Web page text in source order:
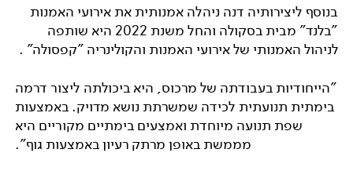
בנוסף ליצירותיה דנה ניהלה אמנותית את אירועי האמנות
"בלנד" מבית בסקולה והחל משנת 2022 היא שותפה
לניהול האמנותי של אירועי האמנות והקולינריה "קפסולה" .
"הייחודיות בעבודתה של מרכוס, היא ביכולתה ליצור דרמה
בימתית תנועתית לכידה שמשרתת נושא מדויק. באמצעות
שפת תנועה מיוחדת ואמצעים בימתיים מקוריים היא
מממשת באופן מרתק רעיון באמצעות גוף".